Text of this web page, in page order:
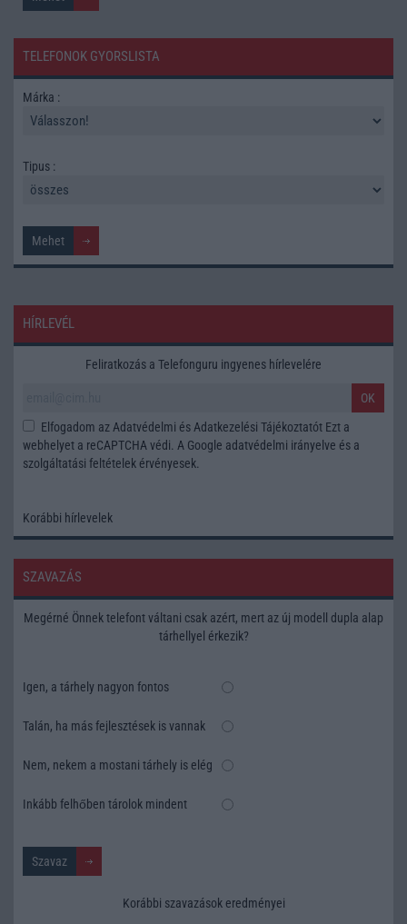
TELEFONOK GYORSLISTA
Márka :
Tipus :
HÍRLEVÉL
Feliratkozás a Telefonguru ingyenes hírlevelére
OK
Elfogadom az Adatvédelmi és Adatkezelési Tájékoztatót Ezt a
webhelyet a reCAPTCHA védi. A Google adatvédelmi irányelve és a
szolgáltatási feltételek érvényesek.
Korábbi hírlevelek
SZAVAZÁS
Megérné Önnek telefont váltani csak azért, mert az új modell dupla alap
tárhellyel érkezik?
Igen, a tárhely nagyon fontos
Talán, ha más fejlesztések is vannak
Nem, nekem a mostani tárhely is elég
Inkább felhőben tárolok mindent
Korábbi szavazások eredményei